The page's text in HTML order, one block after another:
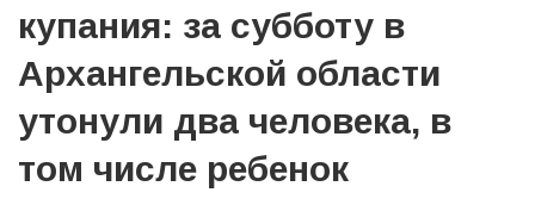
купания: за субботу в
Архангельской области
утонули два человека, в
том числе ребенок